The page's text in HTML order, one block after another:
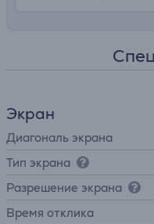
Экран
Диагональ экрана
Тип экрана
Разрешение экрана
Время отклика